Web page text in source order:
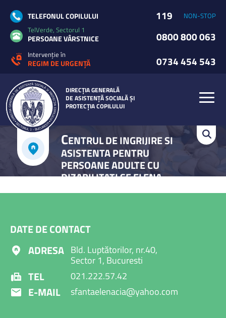
DIRECȚIA GENERALĂ
DE ASISTENȚĂ SOCIALĂ ȘI
PROTECȚIA COPILULUI
TELEFONUL COPILULUI 119
NON-STOP
TelVerde, Sectorul 1
PERSOANE VÂRSTNICE 0800 800 063
Intervenție în
REGIM DE URGENȚĂ 0734 454 543
CENTRUL DE INGRIJIRE SI
ASISTENTA PENTRU
PERSOANE ADULTE CU
DIZABILITATI SF ELENA
DATE DE CONTACT
ADRESA Bld. Luptătorilor, nr.40,
Sector 1, Bucuresti
TEL 021.222.57.42
E-MAIL sfantaelenacia@yahoo.com